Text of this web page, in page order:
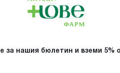
за нашия бюлетин и вземи 5%